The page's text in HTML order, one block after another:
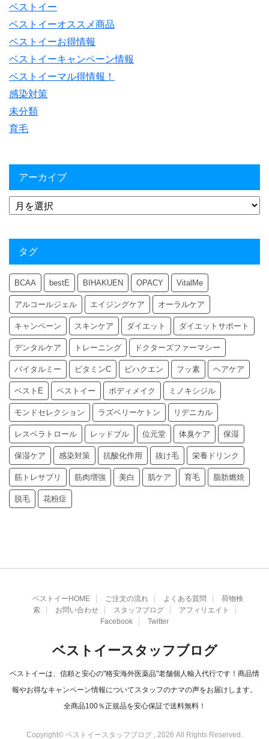
ベストイー
ベストイーオススメ商品
ベストイーお得情報
ベストイーキャンペーン情報
ベストイーマル得情報！
感染対策
未分類
育毛
アーカイブ
タグ
BCAA bestE BIHAKUEN OPACY VitalMe
アルコールジェル エイジングケア オーラルケア
キャンペーン スキンケア ダイエット ダイエットサポート
デンタルケア トレーニング ドクターズファーマシー
バイタルミー ビタミンC ビハクエン フッ素 ヘアケア
ベストE ベストイー ボディメイク ミノキシジル
モンドセレクション ラズベリーケトン リデニカル
レスベラトロール レッドブル 位元堂 体臭ケア 保湿
保湿ケア 感染対策 抗酸化作用 抜け毛 栄養ドリンク
筋トレサプリ 筋肉増強 美白 肌ケア 育毛 脂肪燃焼
脱毛 花粉症
ベストイーHOME ご注文の流れ よくある質問
荷物検
索
お問い合わせ スタッフブログ
アフィリエイト
Facebook
Twitter
ベストイースタッフブログ
ベストイーは、信頼と安心の"格安海外医薬品"老舗個人輸入代行です！商品情
報やお得なキャンペーン情報についてスタッフのナマの声をお届けします。
全商品100％正規品を安心保証で送料無料！
Copyright© ベストイースタッフブログ , 2026 All Rights Reserved.